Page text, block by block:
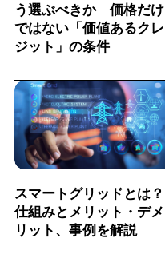
う選ぶべきか 価格だけ
ではない「価値あるクレ
ジット」の条件
スマートグリッドとは？
仕組みとメリット・デメ
リット、事例を解説